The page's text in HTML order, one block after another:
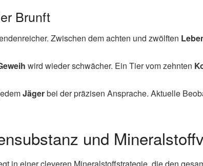
Brunft
Zwischen dem achten und zwölften
wird wieder schwächer. Ein Tier vom zehnten
Jägerbei der präzisen Ansprache. Aktuelle
und